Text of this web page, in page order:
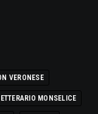
VERONESE
MONSELICE